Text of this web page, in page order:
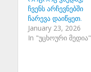
ჩვენს არჩევნებში
ჩარევა დაიწყეთ.
January 23, 2026
In "უცხოური მედია"